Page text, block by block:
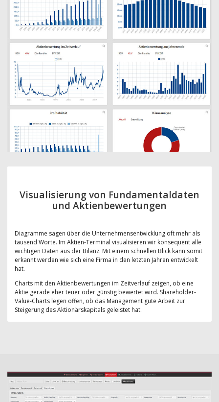
Visualisierung von Fundamentaldaten
und Aktienbewertungen
Diagramme sagen über die Unternehmensentwicklung oft mehr als
tausend Worte. Im Aktien-Terminal visualisieren wir konsequent alle
wichtigen Daten aus der Bilanz. Mit einem schnellen Blick kann somit
erkannt werden wie sich eine Firma in den letzten Jahren entwickelt
hat.
Charts mit den Aktienbewertungen im Zeitverlauf zeigen, ob eine
Aktie gerade eher teuer oder günstig bewertet wird. Shareholder-
Value-Charts legen offen, ob das Management gute Arbeit zur
Steigerung des Aktionärskapitals geleistet hat.